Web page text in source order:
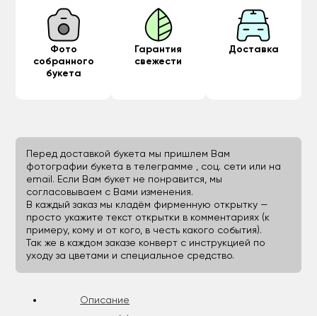
Фото
собранного
букета
Гарантия
свежести
Доставка
Перед доставкой букета мы пришлем Вам
фотографии букета в телеграмме , соц. сети или на
email. Если Вам букет не понравится, мы
согласовываем с Вами изменения.
В каждый заказ мы кладём фирменную открытку —
просто укажите текст открытки в комментариях (к
примеру, кому и от кого, в честь какого события).
Так же в каждом заказе конверт с инструкцией по
уходу за цветами и специальное средство.
Описание